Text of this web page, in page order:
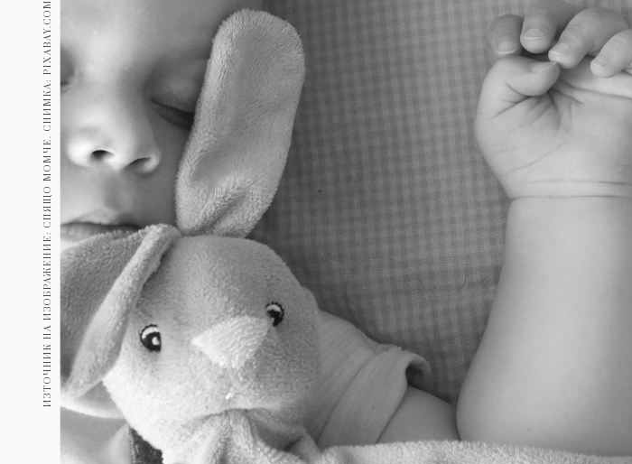
Пътувай
Здраве 389
Gentlemen
382
Wellness 1817
ПОСЛЕДВАЙТЕ
НИ
ИЗТОЧНИК НА ИЗОБРАЖЕНИЕ: СПЯЩО МОМЧЕ. СНИМКА: PIXABAY.COM/JEDIDJA